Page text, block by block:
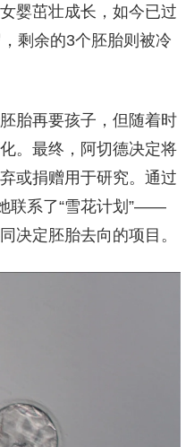
婴茁壮成长，如今已过
剩余的3个胚胎则被冷
胎再要孩子，但随着时
。最终，阿切德决定将
或捐赠用于研究。通过
联系了“雪花计划”——
决定胚胎去向的项目。